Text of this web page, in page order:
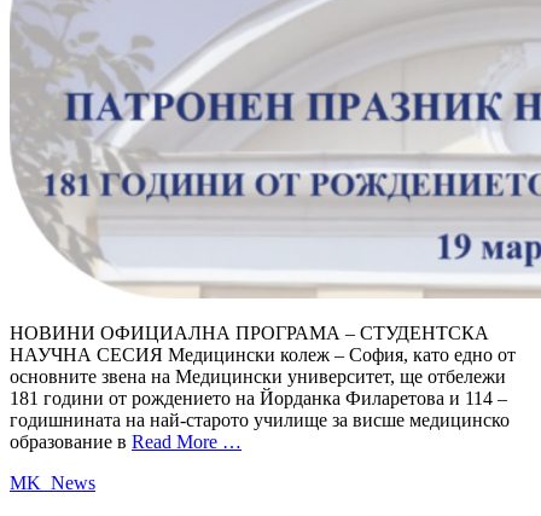
НОВИНИ ОФИЦИАЛНА ПРОГРАМА – СТУДЕНТСКА
НАУЧНА СЕСИЯ Медицински колеж – София, като едно от
основните звена на Медицински университет, ще отбележи
181 години от рождението на Йорданка Филаретова и 114 –
годишнината на най-старото училище за висше медицинско
образование в Read More …
MK_News